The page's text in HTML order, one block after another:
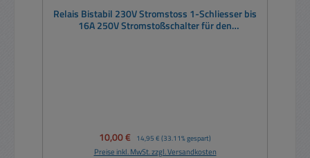
Relais Bistabil 230V Stromstoss 1-Schliesser bis
16A 250V Stromstoßschalter für den
Verkaufspreis:
10,00 € Regulärer Preis:
14,95 € (33.11% gespart)
Preise inkl. MwSt. zzgl. Versandkosten